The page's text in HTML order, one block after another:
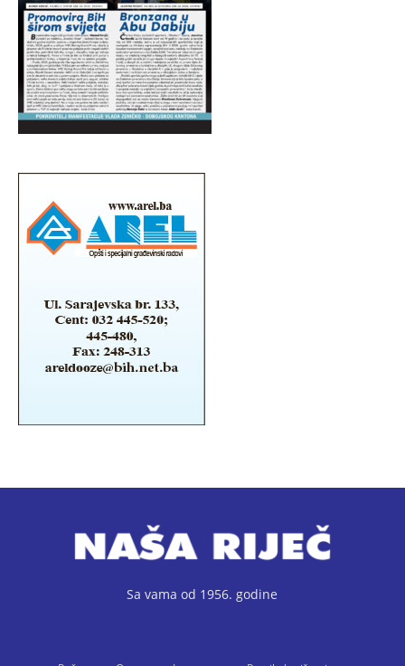
Sa vama od 1956. godine